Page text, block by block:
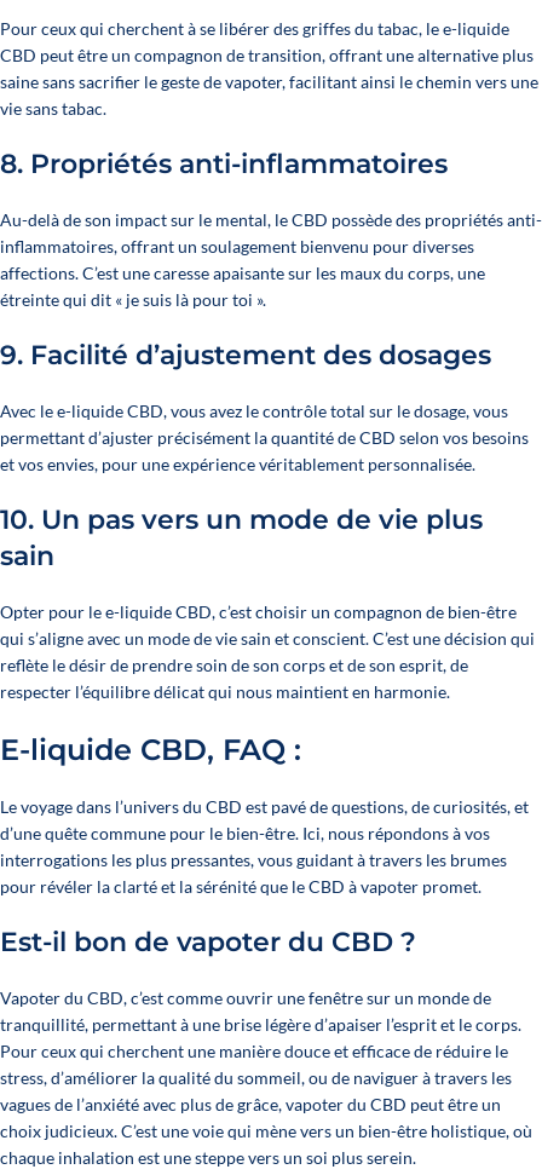
Pour ceux qui cherchent à se libérer des griffes du tabac, le e-liquide
CBD peut être un compagnon de transition, offrant une alternative plus
saine sans sacrifier le geste de vapoter, facilitant ainsi le chemin vers une
vie sans tabac.
8. Propriétés anti-inflammatoires
Au-delà de son impact sur le mental, le CBD possède des propriétés anti-
inflammatoires, offrant un soulagement bienvenu pour diverses
affections. C’est une caresse apaisante sur les maux du corps, une
étreinte qui dit « je suis là pour toi ».
9. Facilité d’ajustement des dosages
Avec le e-liquide CBD, vous avez le contrôle total sur le dosage, vous
permettant d’ajuster précisément la quantité de CBD selon vos besoins
et vos envies, pour une expérience véritablement personnalisée.
10. Un pas vers un mode de vie plus
sain
Opter pour le e-liquide CBD, c’est choisir un compagnon de bien-être
qui s’aligne avec un mode de vie sain et conscient. C’est une décision qui
reflète le désir de prendre soin de son corps et de son esprit, de
respecter l’équilibre délicat qui nous maintient en harmonie.
E-liquide CBD, FAQ :
Le voyage dans l’univers du CBD est pavé de questions, de curiosités, et
d’une quête commune pour le bien-être. Ici, nous répondons à vos
interrogations les plus pressantes, vous guidant à travers les brumes
pour révéler la clarté et la sérénité que le CBD à vapoter promet.
Est-il bon de vapoter du CBD ?
Vapoter du CBD, c’est comme ouvrir une fenêtre sur un monde de
tranquillité, permettant à une brise légère d’apaiser l’esprit et le corps.
Pour ceux qui cherchent une manière douce et efficace de réduire le
stress, d’améliorer la qualité du sommeil, ou de naviguer à travers les
vagues de l’anxiété avec plus de grâce, vapoter du CBD peut être un
choix judicieux. C’est une voie qui mène vers un bien-être holistique, où
chaque inhalation est une steppe vers un soi plus serein.